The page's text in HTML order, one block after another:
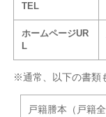
TEL
ホームページUR
L
※通常、以下の書類
戸籍謄本（戸籍